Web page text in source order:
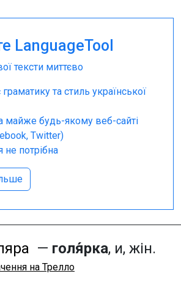
LanguageTool
тексти миттєво
та стиль української
майже будь-якому веб-сайті
Twitter)
не потрібна
— голя́рка, и, жін.
на Трелло